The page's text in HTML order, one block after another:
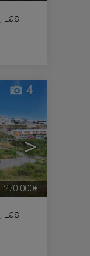
, Las
>
4
, Las
270.000€